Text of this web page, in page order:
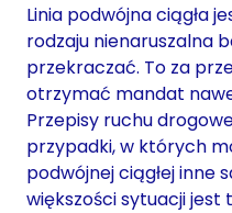
Linia podwójna ciągła
rodzaju nienaruszalna
przekraczać. To za
otrzymać mandat
Przepisy ruchu
przypadki, w których
podwójnej ciągłej inne
większości sytuacji jest